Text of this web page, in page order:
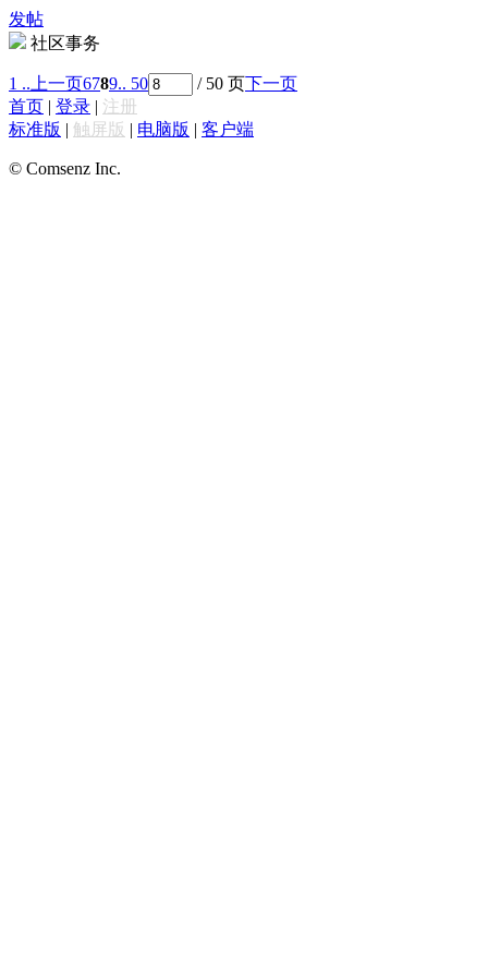
发帖
社区事务
1 .. 上一页6789.. 50 / 50 页下一页
首页 | 登录 | 注册
标准版 | 触屏版 | 电脑版 | 客户端
© Comsenz Inc.